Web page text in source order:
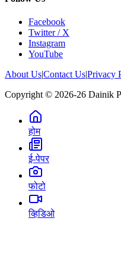
Facebook
Twitter / X
Instagram
YouTube
About Us|Contact Us|Privacy
Copyright © 2026-26 Dainik
होम
ई-पेपर
फोटो
व्हिडिओ